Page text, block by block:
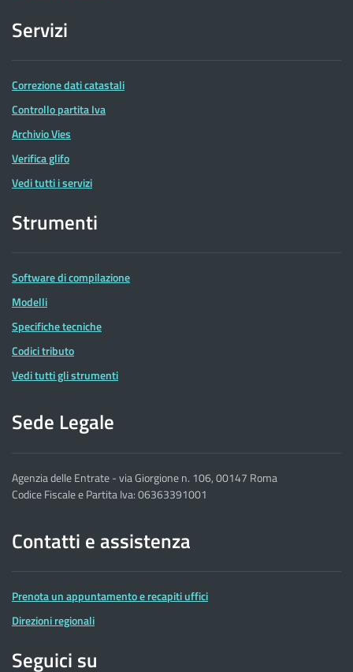
Servizi
Correzione dati catastali
Controllo partita Iva
Archivio Vies
Verifica glifo
Vedi tutti i servizi
Strumenti
Software di compilazione
Modelli
Specifiche tecniche
Codici tributo
Vedi tutti gli strumenti
Sede Legale
Agenzia delle Entrate - via Giorgione n. 106, 00147 Roma
Codice Fiscale e Partita Iva: 06363391001
Contatti e assistenza
Prenota un appuntamento e recapiti uffici
Direzioni regionali
Seguici su